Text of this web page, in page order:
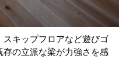
スキップフロアなど遊びゴ
の立派な梁が力強さを感